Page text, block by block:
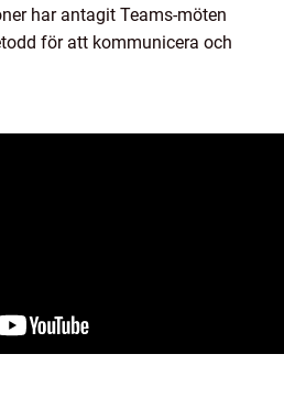
har antagit Teams-möten
för att kommunicera och